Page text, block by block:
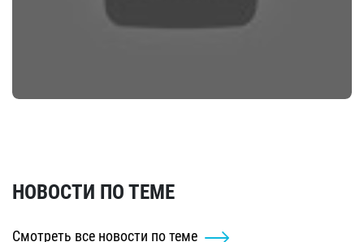
НОВОСТИ ПО ТЕМЕ
Смотреть все новости по теме